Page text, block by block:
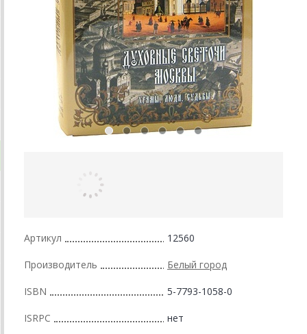
Артикул 12560
Производитель Белый город
ISBN 5-7793-1058-0
ISRPC нет